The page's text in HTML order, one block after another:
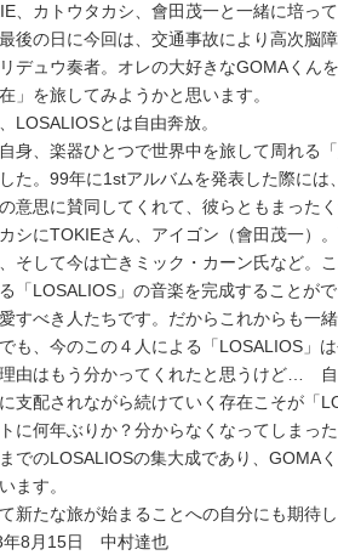
、カトウタカシ、會田茂一と一緒に培っ
後の日に今回は、交通事故により高次脳
デュウ奏者。オレの大好きなGOMAくん
在」を旅してみようかと思います。
LOSALIOSとは自由奔放。
身、楽器ひとつで世界中を旅して周れる
た。99年に1stアルバムを発表した際に
意思に賛同してくれて、彼らともまった
シにTOKIEさん、アイゴン（會田茂一）
そして今は亡きミック・カーン氏など。
「LOSALIOS」の音楽を完成することが
すべき人たちです。だからこれからも一
も、今のこの４人による「LOSALIOS」
由はもう分かってくれたと思うけど…
支配されながら続けていく存在こそが「
に何年ぶりか？分からなくなってしまっ
でのLOSALIOSの集大成であり、GOMA
ます。
新たな旅が始まることへの自分にも期待し
年8月15日 中村達也